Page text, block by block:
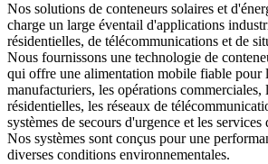
Nos solutions de conteneurs solaires et
charge un large éventail d'applications
résidentielles, de télécommunications et de
Nous fournissons une technologie de
qui offre une alimentation mobile fiable pour
manufacturiers, les opérations commerciales,
résidentielles, les réseaux de
systèmes de secours d'urgence et les
Nos systèmes sont conçus pour une
diverses conditions environnementales.